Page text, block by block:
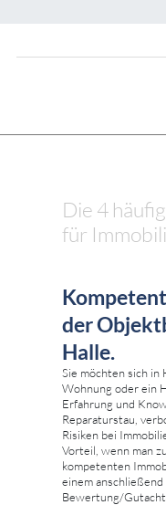
Die 4
für
der
Halle.
Sie möchten sich in
Wohnung oder ein
Erfahrung und
Reparaturstau,
Risiken bei
Vorteil, wenn man
kompetenten
einem
Bewertung/